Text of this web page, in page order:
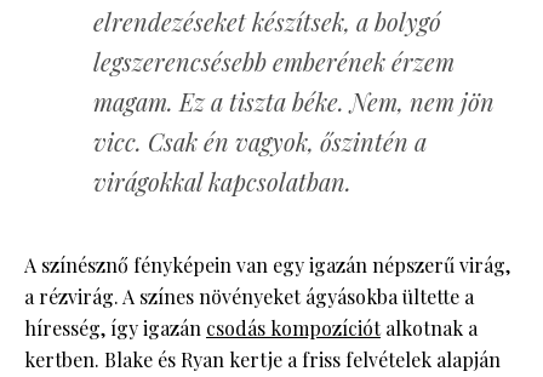
elrendezéseket készítsek, a bolygó
legszerencsésebb emberének érzem
magam. Ez a tiszta béke. Nem, nem jön
vicc. Csak én vagyok, őszintén a
virágokkal kapcsolatban.
A színésznő fényképein van egy igazán népszerű virág,
a rézvirág. A színes növényeket ágyásokba ültette a
híresség, így igazán csodás kompozíciótalkotnak a
kertben. Blake és Ryan kertje a friss felvételek alapján